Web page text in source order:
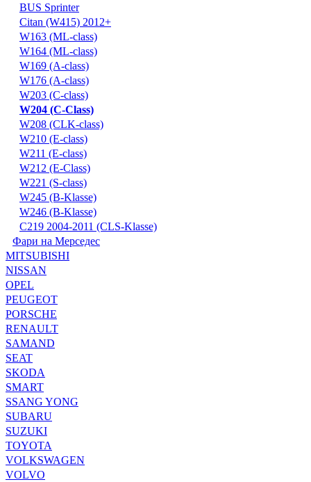
BUS Sprinter
Citan (W415) 2012+
W163 (ML-class)
W164 (ML-class)
W169 (A-class)
W176 (A-class)
W203 (C-class)
W204 (C-Class)
W208 (CLK-class)
W210 (E-class)
W211 (E-class)
W212 (E-Class)
W221 (S-class)
W245 (B-Klasse)
W246 (B-Klasse)
С219 2004-2011 (CLS-Klasse)
Фари на Мерседес
MITSUBISHI
NISSAN
OPEL
PEUGEOT
PORSCHE
RENAULT
SAMAND
SEAT
SKODA
SMART
SSANG YONG
SUBARU
SUZUKI
TOYOTA
VOLKSWAGEN
VOLVO